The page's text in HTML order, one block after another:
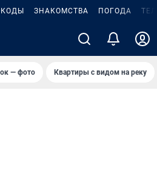
ЗНАКОМСТВА ПОГОДА
— фото Квартиры с видом на реку